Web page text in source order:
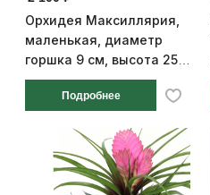
Орхидея Максиллярия,
маленькая, диаметр
горшка 9 см, высота 25
см
Подробнее